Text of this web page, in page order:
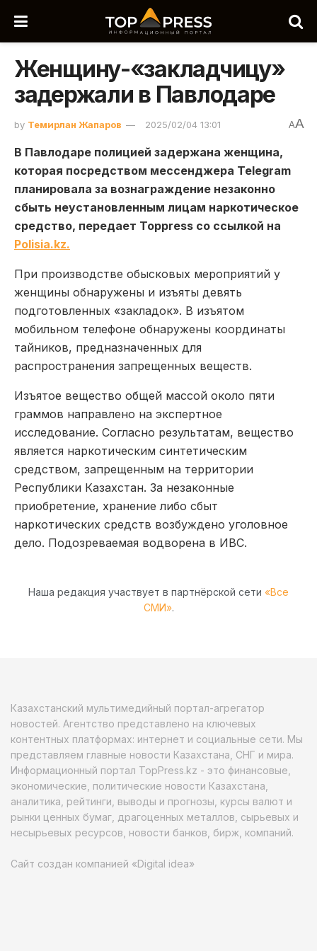
Женщину-«закладчицу»
задержали в Павлодаре
by Темирлан Жапаров 2025/02/04 13:01 AA
В Павлодаре полицией задержана женщина,
которая посредством мессенджера Telegram
планировала за вознаграждение незаконно
сбыть неустановленным лицам наркотическое
средство, передает Toppress со ссылкой на
Polisia.kz.
При производстве обысковых мероприятий у
женщины обнаружены и изъяты девять
подготовленных «закладок». В изъятом
мобильном телефоне обнаружены координаты
тайников, предназначенных для
распространения запрещенных веществ.
Изъятое вещество общей массой около пяти
граммов направлено на экспертное
исследование. Согласно результатам, вещество
является наркотическим синтетическим
средством, запрещенным на территории
Республики Казахстан. За незаконные
приобретение, хранение либо сбыт
наркотических средств возбуждено уголовное
дело. Подозреваемая водворена в ИВС.
Наша редакция участвует в партнёрской сети «Все
СМИ».
Казахстанский мультимедийный портал-агрегатор
новостей. Агентство представлено на ключевых
контентных платформах: интернет и социальные сети. Мы
представляем главные новости Казахстана, СНГ и мира.
Информационный портал TopPress.kz - это финансовые,
экономические, политические новости Казахстана,
аналитика, рейтинги, выводы и прогнозы, курсы валют и
рынки ценных бумаг, драгоценных металлов, сырьевых и
несырьевых ресурсов, новости банков, бирж, компаний.
Сайт создан компанией «Digital idea»